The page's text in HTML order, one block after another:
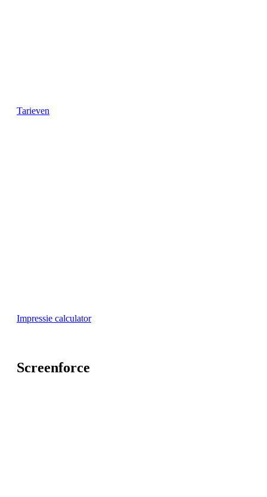
Tarieven
Impressie calculator
Screenforce